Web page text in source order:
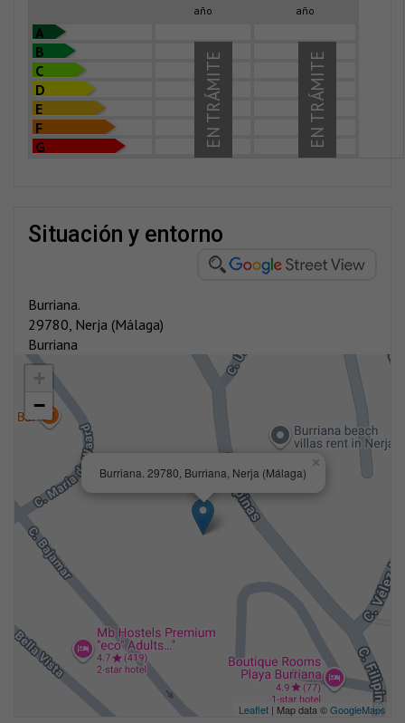
año
año
A
B
C
D
E
F
G
EN TRÁMITE
EN TRÁMITE
situación y entorno
Burriana.
29780, Nerja (Málaga)
Burriana
Burriana. 29780, Burriana, Nerja (Málaga)
×
−
Leaflet | Map data ©GoogleMaps